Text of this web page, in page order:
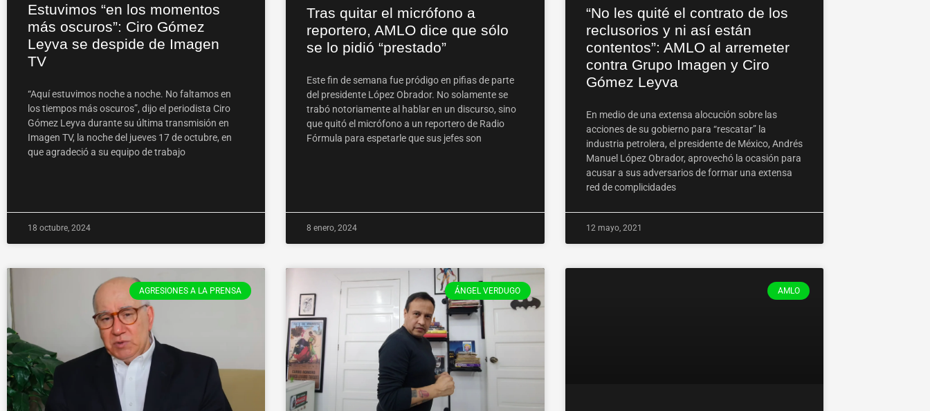
Estuvimos “en los momentos
más oscuros”: Ciro Gómez
Leyva se despide de Imagen
TV
“Aquí estuvimos noche a noche. No faltamos en
los tiempos más oscuros”, dijo el periodista Ciro
Gómez Leyva durante su última transmisión en
Imagen TV, la noche del jueves 17 de octubre, en
que agradeció a su equipo de trabajo
18 octubre, 2024
Tras quitar el micrófono a
reportero, AMLO dice que sólo
se lo pidió “prestado”
Este fin de semana fue pródigo en pifias de parte
del presidente López Obrador. No solamente se
trabó notoriamente al hablar en un discurso, sino
que quitó el micrófono a un reportero de Radio
Fórmula para espetarle que sus jefes son
8 enero, 2024
“No les quité el contrato de los
reclusorios y ni así están
contentos”: AMLO al arremeter
contra Grupo Imagen y Ciro
Gómez Leyva
En medio de una extensa alocución sobre las
acciones de su gobierno para “rescatar” la
industria petrolera, el presidente de México, Andrés
Manuel López Obrador, aprovechó la ocasión para
acusar a sus adversarios de formar una extensa
red de complicidades
12 mayo, 2021
AGRESIONES A LA PRENSA ÁNGEL VERDUGO AMLO